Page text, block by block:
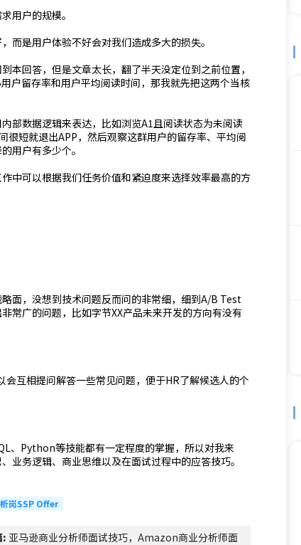
用户的规模。
而是用户体验不好会对我们造成多大的损失。
本回答，但是文章太长，翻了半天没定位到之前位置，
户留存率和用户平均阅读时间，那我就先把这两个当核
部数据逻辑来表达，比如浏览A1且阅读状态为未阅读
短就退出APP，然后观察这群用户的留存率、平均阅
用户有多少个。
中可以根据我们任务价值和紧迫度来选择效率最高的方
面，没想到技术问题反而问的非常细，细到A/B Test
常广的问题，比如字节XX产品未来开发的方向有没有
互相提问解答一些常见问题，便于HR了解候选人的个
、Python等技能都有一定程度的掌握，所以对我来
业务逻辑、商业思维以及在面试过程中的应答技巧。
岗SSP Offer
: 亚马逊商业分析师面试技巧，Amazon商业分析师面